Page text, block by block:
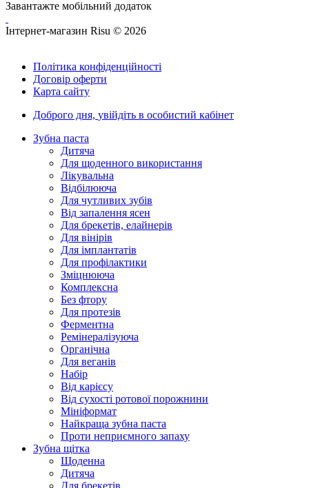
Завантажте мобільний додаток
Інтернет-магазин Risu © 2026
Політика конфіденційності
Договір оферти
Карта сайту
Доброго дня, увійдіть в особистий кабінет
Зубна паста
Дитяча
Для щоденного використання
Лікувальна
Відбілююча
Для чутливих зубів
Від запалення ясен
Для брекетів, елайнерів
Для вінірів
Для імплантатів
Для профілактики
Зміцнююча
Комплексна
Без фтору
Для протезів
Ферментна
Ремінералізуюча
Органічна
Для веганів
Набір
Від карієсу
Від сухості ротової порожнини
Мініформат
Найкраща зубна паста
Проти неприємного запаху
Зубна щітка
Щоденна
Дитяча